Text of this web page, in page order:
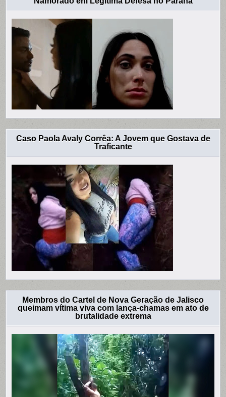
Caso Paola Avaly Corrêa: A Jovem que Gostava de
Traficante
Membros do Cartel de Nova Geração de Jalisco
queimam vítima viva com lança-chamas em ato de
brutalidade extrema